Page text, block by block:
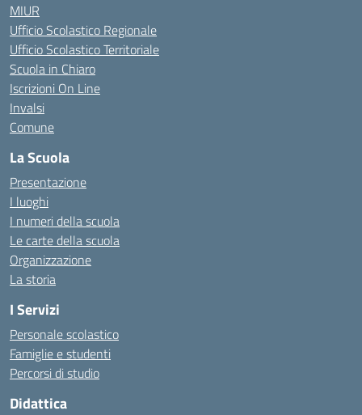
MIUR
Ufficio Scolastico Regionale
Ufficio Scolastico Territoriale
Scuola in Chiaro
Iscrizioni On Line
Invalsi
Comune
La Scuola
Presentazione
I luoghi
I numeri della scuola
Le carte della scuola
Organizzazione
La storia
I Servizi
Personale scolastico
Famiglie e studenti
Percorsi di studio
Didattica